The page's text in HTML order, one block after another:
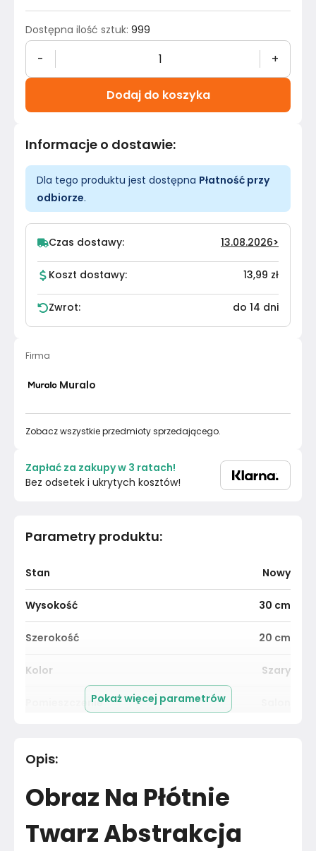
Parametry produktu:
Stan Nowy
Wysokość 30 cm
Szerokość 20 cm
Kolor Szary
Pomieszczenie
Materiał
Kolor
Marka
Pokaż więcej parametrów
Opis:
Obraz Na Płótnie
Twarz Abstrakcja
Dostępna ilość sztuk: 999
- +
Dodaj do koszyka
Informacje o dostawie:
Dla tego produktu jest dostępna Płatność przy
odbiorze.
Czas dostawy: 13.08.2026>
Koszt dostawy: 13,99 zł
Zwrot: do 14 dni
Firma
Muralo
Zobacz wszystkie przedmioty sprzedającego.
Zapłać za zakupy w 3 ratach!
Bez odsetek i ukrytych kosztów!